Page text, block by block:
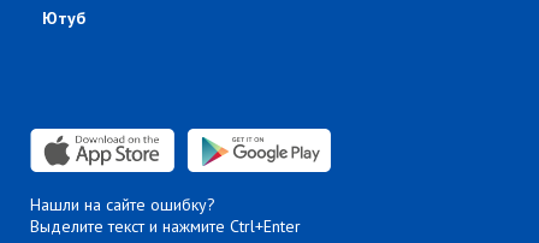
Ютуб
Нашли на сайте ошибку?
Выделите текст и нажмите Ctrl+Enter